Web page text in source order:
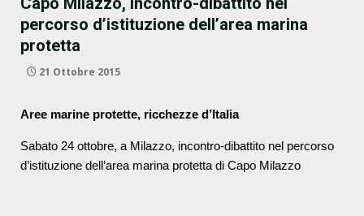
percorso d’istituzione dell’area marina
protetta
21 Ottobre 2015
Aree marine protette, ricchezze d’Italia
Sabato 24 ottobre, a Milazzo, incontro-dibattito nel percorso
d’istituzione dell’area marina protetta di Capo Milazzo